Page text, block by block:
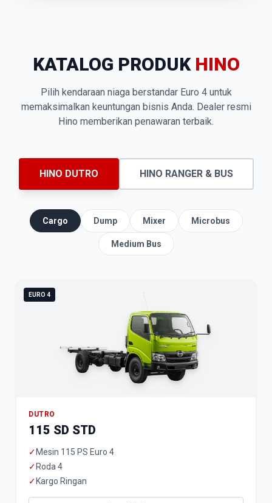
KATALOG PRODUK HINO
Pilih kendaraan niaga berstandar Euro 4 untuk
memaksimalkan keuntungan bisnis Anda. Dealer resmi
Hino memberikan penawaran terbaik.
HINO DUTRO HINO RANGER & BUS
Cargo Dump Mixer Microbus
Medium Bus
EURO 4
DUTRO
115 SD STD
✓ Mesin 115 PS Euro 4
✓ Roda 4
✓ Kargo Ringan